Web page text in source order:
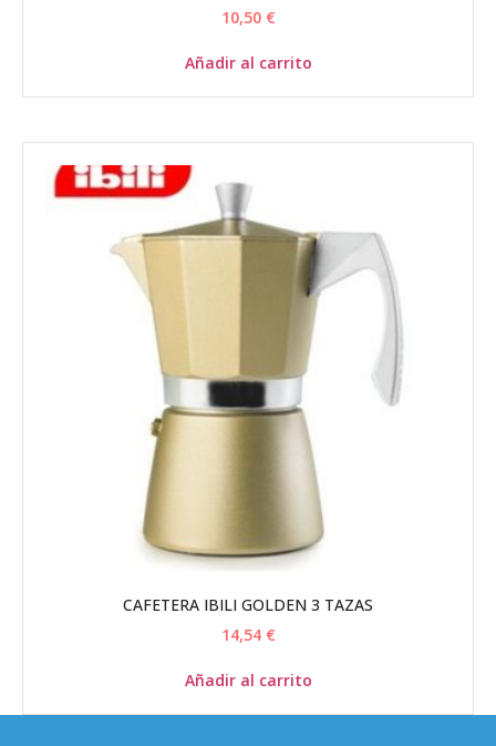
10,50 €
Añadir al carrito
CAFETERA IBILI GOLDEN 3 TAZAS
14,54 €
Añadir al carrito